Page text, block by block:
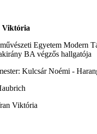
Viktória
Egyetem Modern
BA végzős hallgatója
Kulcsár Noémi -
Viktória